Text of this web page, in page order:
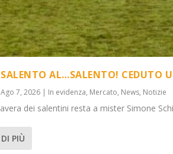
SALENTO AL…SALENTO! CEDUTO
Ago 7, 2026 | In evidenza, Mercato, News, Notizie
dei salentini resta a mister Simone
PIÙ